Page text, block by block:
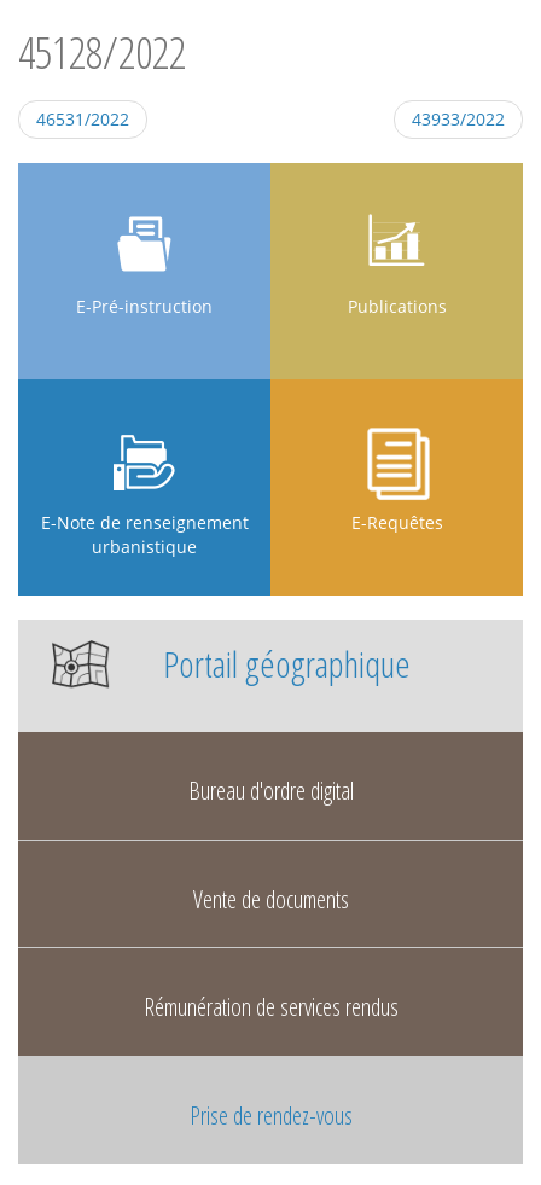
45128/2022
46531/2022 43933/2022
E-Pré-instruction Publications
E-Note de renseignement
urbanistique
E-Requêtes
Portail géographique
Bureau d'ordre digital
Vente de documents
Rémunération de services rendus
Prise de rendez-vous